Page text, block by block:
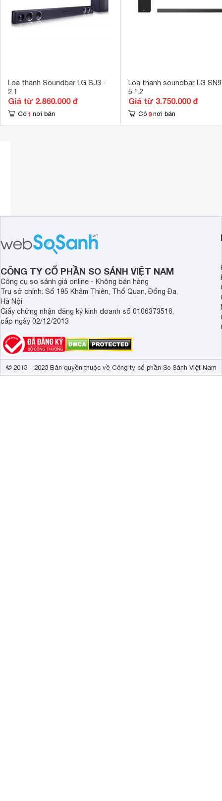
Loa thanh Soundbar LG SJ3 -
2.1
Giá từ 2.860.000 đ
Có 1 nơi bán
Loa thanh soundbar LG
5.1.2
Giá từ 3.750.000 đ
Có 9 nơi bán
CÔNG TY CỔ PHẦN SO SÁNH VIỆT NAM
Công cụ so sánh giá online - Không bán hàng
Trụ sở chính: Số 195 Khâm Thiên, Thổ Quan, Đống Đa,
Hà Nội
Giấy chứng nhận đăng ký kinh doanh số 0106373516,
cấp ngày 02/12/2013
© 2013 - 2023 Bản quyền thuộc về Công ty cổ phần So Sánh Việt Nam